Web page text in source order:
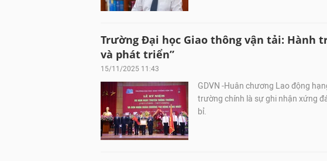
Trường Đại học Giao thông vận tải: Hành
và phát triển”
15/11/2025 11:43
GDVN -Huân chương Lao động
trường chính là sự ghi nhận xứng
bỉ.